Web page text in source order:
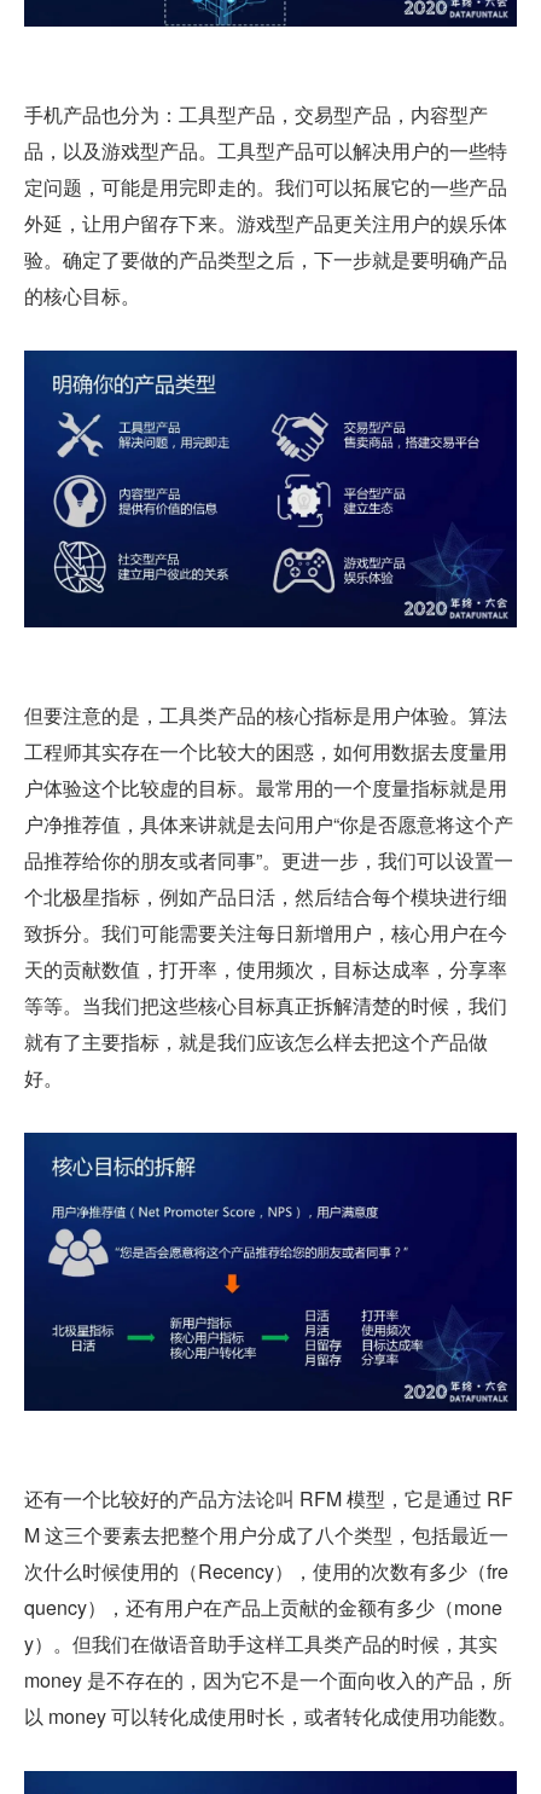
手机产品也分为：工具型产品，交易型产品，内容型产
品，以及游戏型产品。工具型产品可以解决用户的一些特
定问题，可能是用完即走的。我们可以拓展它的一些产品
外延，让用户留存下来。游戏型产品更关注用户的娱乐体
验。确定了要做的产品类型之后，下一步就是要明确产品
的核心目标。
但要注意的是，工具类产品的核心指标是用户体验。算法
工程师其实存在一个比较大的困惑，如何用数据去度量用
户体验这个比较虚的目标。最常用的一个度量指标就是用
户净推荐值，具体来讲就是去问用户“你是否愿意将这个产
品推荐给你的朋友或者同事”。更进一步，我们可以设置一
个北极星指标，例如产品日活，然后结合每个模块进行细
致拆分。我们可能需要关注每日新增用户，核心用户在今
天的贡献数值，打开率，使用频次，目标达成率，分享率
等等。当我们把这些核心目标真正拆解清楚的时候，我们
就有了主要指标，就是我们应该怎么样去把这个产品做
好。
还有一个比较好的产品方法论叫 RFM 模型，它是通过 RF
M 这三个要素去把整个用户分成了八个类型，包括最近一
次什么时候使用的（Recency），使用的次数有多少（fre
quency），还有用户在产品上贡献的金额有多少（mone
y）。但我们在做语音助手这样工具类产品的时候，其实
money 是不存在的，因为它不是一个面向收入的产品，所
以 money 可以转化成使用时长，或者转化成使用功能数。